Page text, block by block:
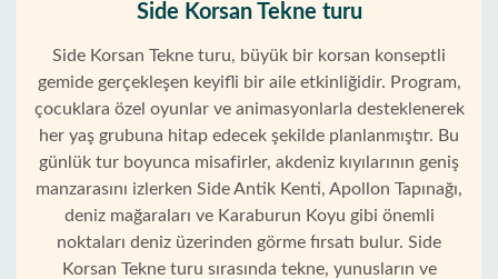
Side Korsan Tekne turu
Side Korsan Tekne turu, büyük bir korsan konseptli
gemide gerçekleşen keyifli bir aile etkinliğidir. Program,
çocuklara özel oyunlar ve animasyonlarla desteklenerek
her yaş grubuna hitap edecek şekilde planlanmıştır. Bu
günlük tur boyunca misafirler, akdeniz kıyılarının geniş
manzarasını izlerken Side Antik Kenti, Apollon Tapınağı,
deniz mağaraları ve Karaburun Koyu gibi önemli
noktaları deniz üzerinden görme fırsatı bulur. Side
Korsan Tekne turu sırasında tekne, yunusların ve